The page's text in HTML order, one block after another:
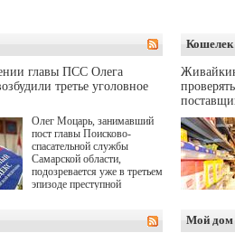
Живайкина, направленные
на трудоустройство и более
спокойную адаптацию к
мирной жизни.
главы ПСС Олега
третье уголовное
Олег Моцарь, занимавший
пост главы Поисково-
спасательной службы
Самарской области,
подозревается уже в третьем
эпизоде преступной
о превышении полномочий,
а сам он находится в СИЗО.
Кошелек
Мой дом